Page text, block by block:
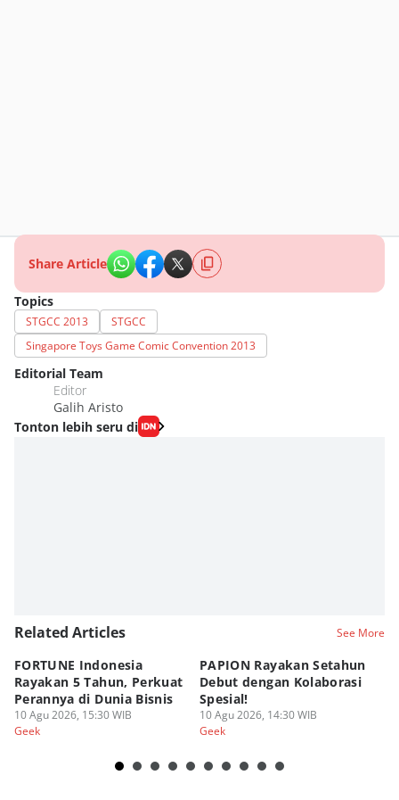
Share Article
Topics
STGCC 2013
STGCC
Singapore Toys Game Comic Convention 2013
Editorial Team
Editor
Galih Aristo
Tonton lebih seru di
Related Articles See More
FORTUNE Indonesia
Rayakan 5 Tahun, Perkuat
Perannya di Dunia Bisnis
10 Agu 2026, 15:30 WIB
Geek
PAPION Rayakan Setahun
Debut dengan Kolaborasi
Spesial!
10 Agu 2026, 14:30 WIB
Geek